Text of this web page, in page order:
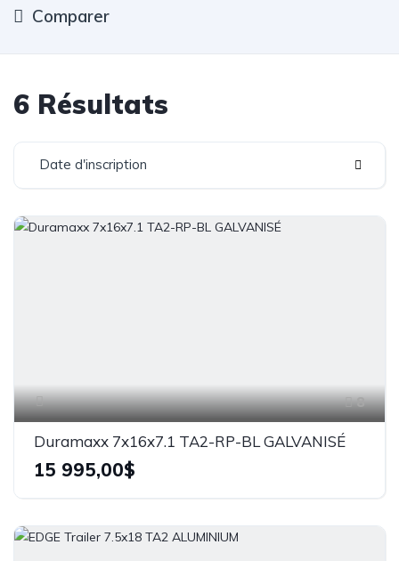
Comparer
6 Résultats
Date d'inscription
8
Duramaxx 7x16x7.1 TA2-RP-BL GALVANISÉ
15 995,00$